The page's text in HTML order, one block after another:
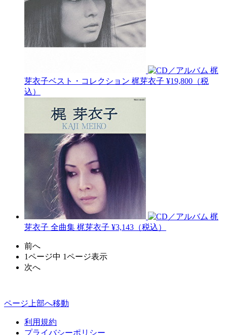
梶
芽衣子ベスト・コレクション 梶芽衣子 ¥19,800（税
込）
梶
芽衣子 全曲集 梶芽衣子 ¥3,143（税込）
前へ
1ページ中 1ページ表示
次へ
ページ上部へ移動
利用規約
プライバシーポリシー